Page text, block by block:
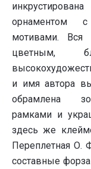
орнаментом
мотивами. Вся
цветным,
и имя автора
обрамлена
рамками и
здесь же
Переплетная О.
составные